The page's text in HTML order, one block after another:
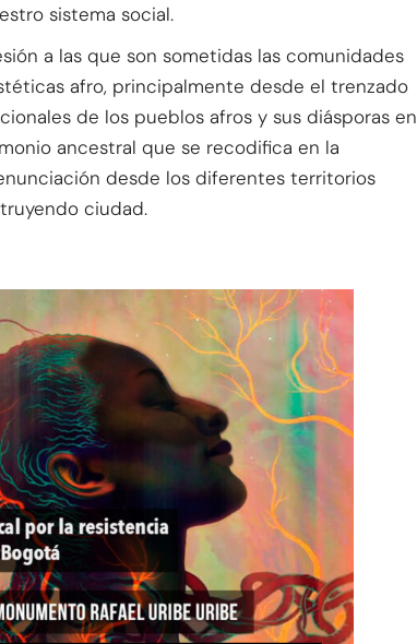
sistema social.
a las que son sometidas las comunidades
afro, principalmente desde el trenzado
de los pueblos afros y sus diásporas en
ancestral que se recodifica en la
desde los diferentes territorios
ciudad.